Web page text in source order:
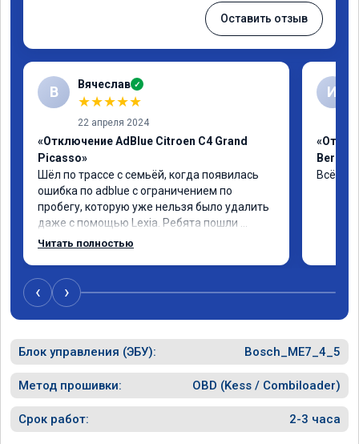
Оставить отзыв
В Вячеслав ✓
★★★★★
22 апреля 2024
«Отключение AdBlue Citroen C4 Grand
Picasso»
Шёл по трассе с семьёй, когда появилась
ошибка по adblue с ограничением по
пробегу, которую уже нельзя было удалить
даже с помощью Lexia. Ребята пошли
навстречу, оперативно приняли и за час
Читать полностью
И
Всё
‹ ›
Блок управления (ЭБУ): Bosch_ME7_4_5
Метод прошивки: OBD (Kess / Combiloader)
Срок работ: 2-3 часа